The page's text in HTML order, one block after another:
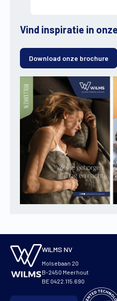
Vind inspiratie in
Download onze brochure
WILMS NV
Molsebaan 20
B-2450 Meerhout
BE 0422.115.690